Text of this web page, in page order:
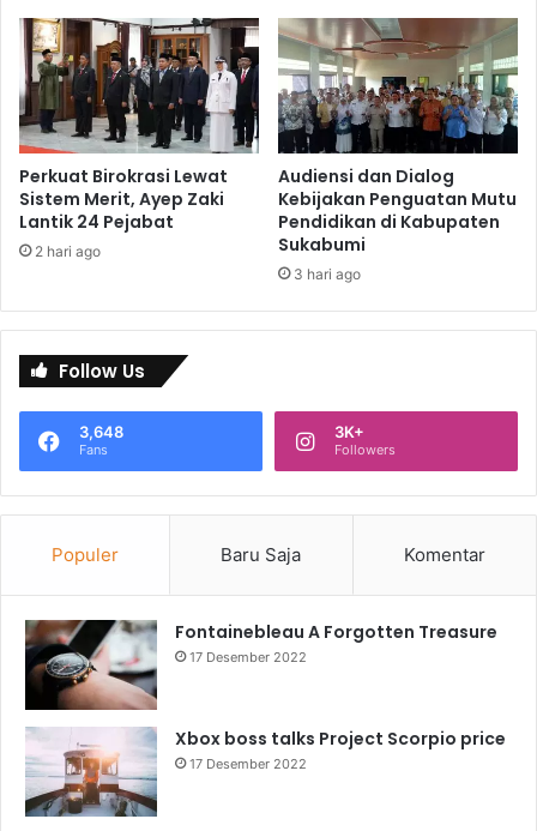
Perkuat Birokrasi Lewat
Sistem Merit, Ayep Zaki
Lantik 24 Pejabat
2 hari ago
Audiensi dan Dialog
Kebijakan Penguatan Mutu
Pendidikan di Kabupaten
Sukabumi
3 hari ago
Follow Us
3,648
Fans
3K+
Followers
Populer Baru Saja Komentar
Fontainebleau A Forgotten Treasure
17 Desember 2022
Xbox boss talks Project Scorpio price
17 Desember 2022